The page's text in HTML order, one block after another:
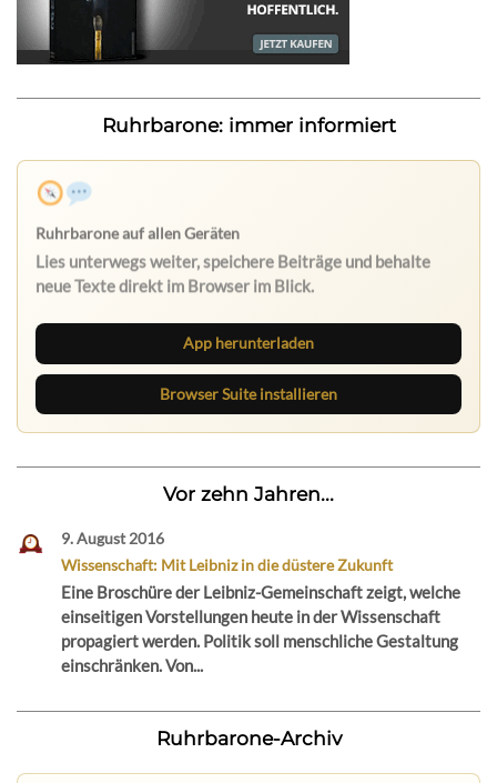
Ruhrbarone: immer informiert
App herunterladen
Browser Suite installieren
Vor zehn Jahren...
9. August 2016
Wissenschaft: Mit Leibniz in die düstere Zukunft
Eine Broschüre der Leibniz-Gemeinschaft zeigt, welche
einseitigen Vorstellungen heute in der Wissenschaft
propagiert werden. Politik soll menschliche Gestaltung
einschränken. Von...
Ruhrbarone-Archiv